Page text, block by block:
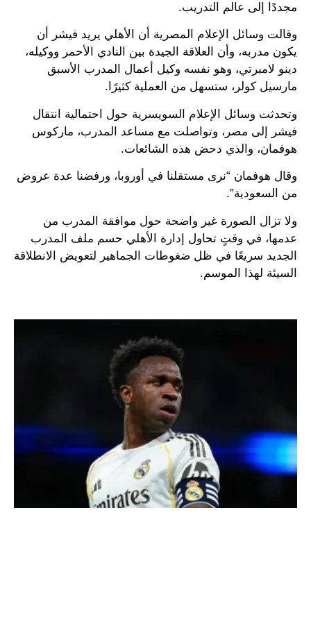
مجددًا إلى عالم التدريب.
وقالت وسائل الإعلام المصرية أن الأهلي يريد فيشر أن
يكون مدربه، وأن العلاقة الجيدة بين النادي الأحمر ووكيله،
دينو لامبرتي، وهو نفسه وكيل أعمال المدرب الأسبق
مارسيل كولر، ستسهل من العملية كثيرًا.
وتحدثت وسائل الإعلام السويسرية حول احتمالية انتقال
فيشر إلى مصر، وتواصلت مع مساعد المدرب، ماركوس
هوفمان، والذي دحض هذه الشائعات.
وقال هوفمان “نرى مستقلنا في أوروبا، ورفضنا عدة عروض
من السعودية”.
ولا تزال الصورة غير واضحة حول موافقة المدرب من
عدمها، في وقتٍ تحاول إدارة الأهلي حسم ملف المدرب
الجديد سريعًا في ظل ضغوطات الجماهير لتعويض الانطلاقة
السيئة لهذا الموسم.